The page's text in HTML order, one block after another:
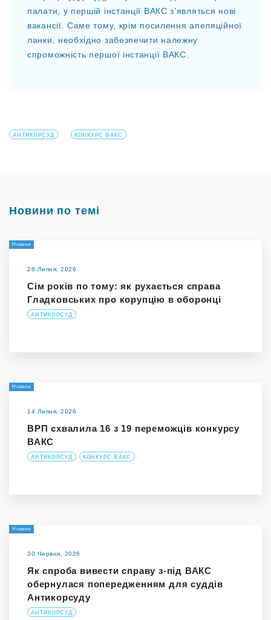
палати, у першій інстанції ВАКС з’являться нові
вакансії. Саме тому, крім посилення апеляційної
ланки, необхідно забезпечити належну
спроможність першої інстанції ВАКС.
АНТИКОРСУД КОНКУРС ВАКС
Новини по темі
Новини
28 Липня, 2026
Сім років по тому: як рухається справа
Гладковських про корупцію в оборонці
АНТИКОРСУД
Новина
14 Липня, 2026
ВРП схвалила 16 з 19 переможців конкурсу
ВАКС
АНТИКОРСУД КОНКУРС ВАКС
Новини
30 Червня, 2026
Як спроба вивести справу з-під ВАКС
обернулася попередженням для суддів
Антикорсуду
АНТИКОРСУД